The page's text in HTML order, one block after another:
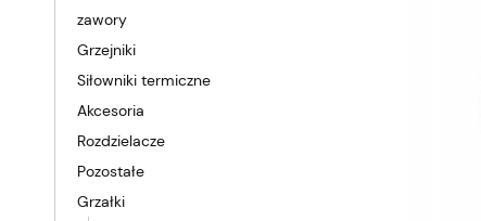
zawory
Grzejniki
Siłowniki termiczne
Akcesoria
Rozdzielacze
Pozostałe
Grzałki